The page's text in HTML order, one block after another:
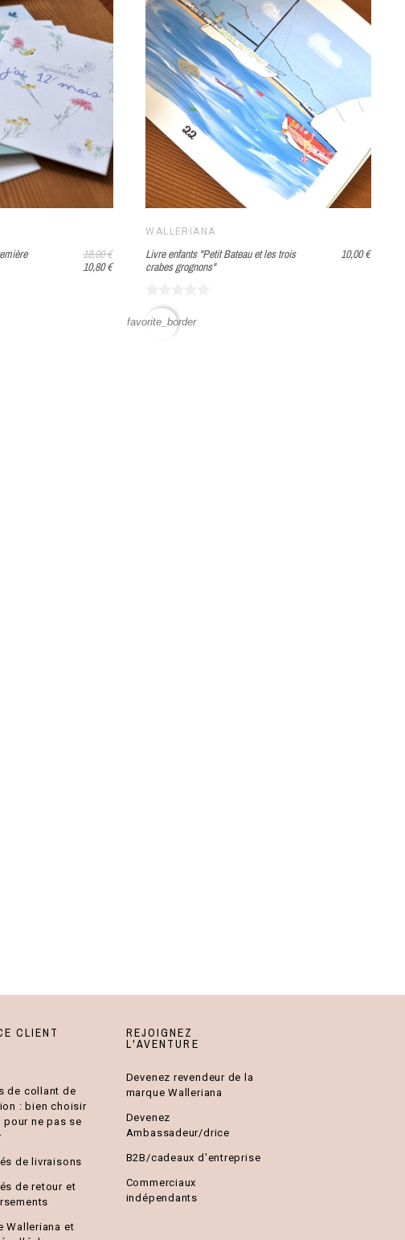
18,00 €
10,80 €
WALLERIANA
Livre enfants "Petit Bateau et les trois
crabes grognons"
10,00 €
favorite_border
CLIENT
de collant de
: bien choisir
pour ne pas se
de livraisons
de retour et
Walleriana et
REJOIGNEZ
L'AVENTURE
Devenez revendeur de la
marque Walleriana
Devenez
Ambassadeur/drice
B2B/cadeaux d'entreprise
Commerciaux
indépendants